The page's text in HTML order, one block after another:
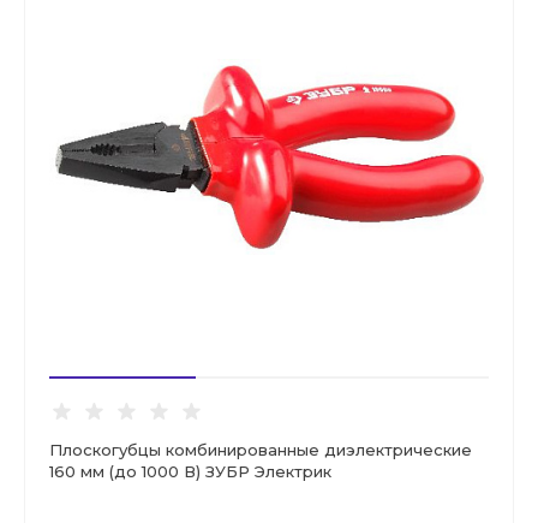
Плоскогубцы комбинированные диэлектрические
160 мм (до 1000 В) ЗУБР Электрик